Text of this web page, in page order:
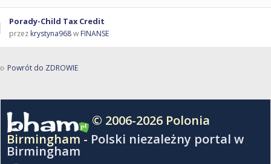
Porady-Child Tax Credit
przez krystyna968w FINANSE
Powrót do ZDROWIE
© 2006-2026 Polonia
Birmingham - Polski niezależny portal w
Birmingham